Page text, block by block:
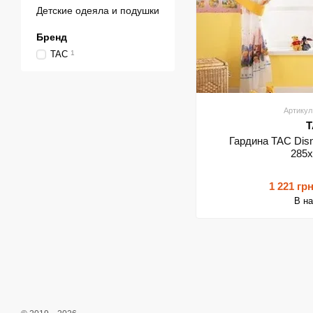
Гардина TAC
1 221 грн
В
Детские одеяла и подушки
Бренд
TAC 1